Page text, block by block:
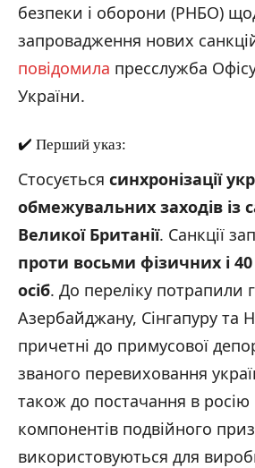
безпеки і оборони (РНБО)
запровадження нових
повідомила пресслужба
України.
✔️ Перший указ:
Стосується синхронізації
обмежувальних заходів із
Великої Британії. Санкції
проти восьми фізичних і
осіб. До переліку потрапили
Азербайджану, Сінгапуру та
причетні до примусової
званого перевиховання
також до постачання в росію
компонентів подвійного
використовуються для